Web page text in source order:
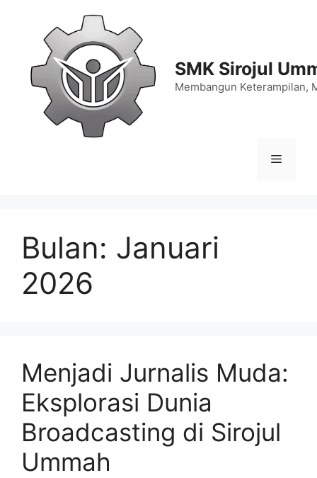
SMK Sirojul
Membangun Keterampilan,
Menu
Bulan: Januari
2026
Menjadi Jurnalis Muda:
Eksplorasi Dunia
Broadcasting di Sirojul
Ummah